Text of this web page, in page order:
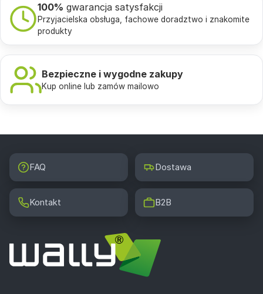
100% gwarancja satysfakcji
Przyjacielska obsługa, fachowe doradztwo i znakomite
produkty
Bezpieczne i wygodne zakupy
Kup online lub zamów mailowo
FAQ Dostawa
Kontakt B2B